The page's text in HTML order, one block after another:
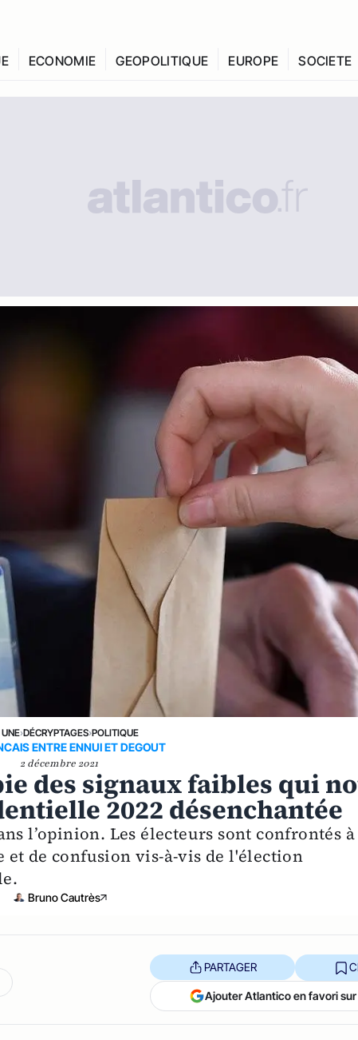
ECONOMIE GEOPOLITIQUE EUROPE SOCIETE
›DÉCRYPTAGES›POLITIQUE
ENTRE ENNUI ET DEGOUT
2 décembre 2021
des signaux faibles qui
2022 désenchantée
l’opinion. Les électeurs sont confrontés
et de confusion vis-à-vis de l'élection
Bruno Cautrès
PARTAGER
Ajouter Atlantico en favori sur